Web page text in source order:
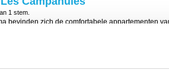
1stem.
bevinden zich de comfortabele appartementen
skiberging. Wi-Fi is in La Norma tegen betaling en
van het dorp.
meerdere soorten appartementen. Elk